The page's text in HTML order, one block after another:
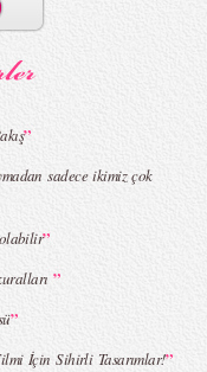
- Zeynep Erdoğan 2015 Yaz
Burçe Bekrek 2015 Yaz Koleksiyonu
”
sadece ikimiz çok
”
”
”
İçin Sihirli Tasarımlar!”